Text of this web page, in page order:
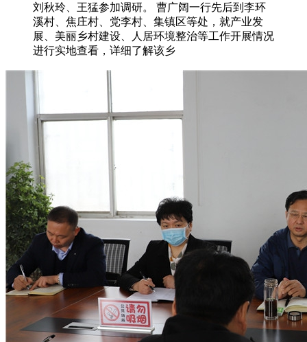
刘秋玲、王猛参加调研。 曹广阔一行先后到李环
溪村、焦庄村、党李村、集镇区等处，就产业发
展、美丽乡村建设、人居环境整治等工作开展情况
进行实地查看，详细了解该乡